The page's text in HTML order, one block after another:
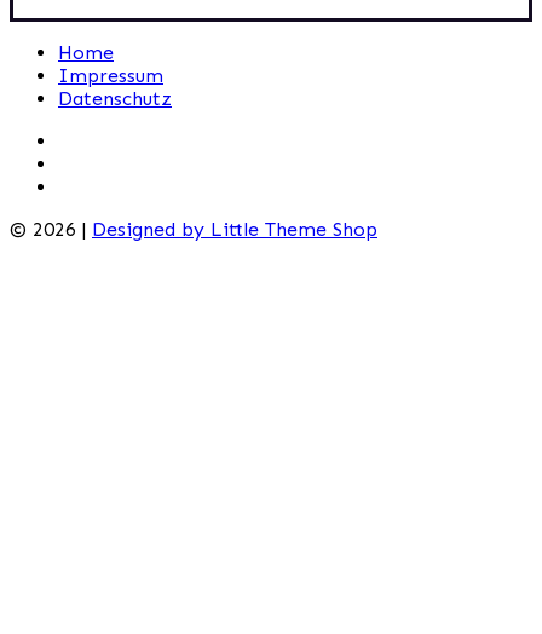
Home
Impressum
Datenschutz
© 2026 | Designed by Little Theme Shop